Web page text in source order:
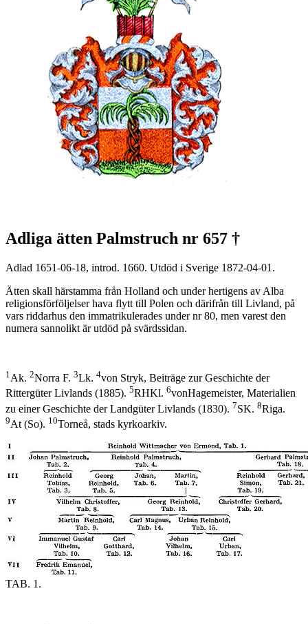
Adliga ätten Palmstruch nr 657 †
Adlad 1651-06-18, introd. 1660. Utdöd i Sverige 1872-04-01.
Ätten skall härstamma från Holland och under hertigens av Alba
religionsförföljelser hava flytt till Polen och därifrån till Livland, på
vars riddarhus den immatrikulerades under nr 80, men varest den
numera sannolikt är utdöd på svärdssidan.
1 Ak. 2Norra F. 3Lk. 4von Stryk, Beiträge zur Geschichte der
Rittergüter Livlands (1885). 5RHKl. 6vonHagemeister, Materialien
zu einer Geschichte der Landgüter Livlands (1830). 7SK. 8Riga.
9At (So). 10Torneå, stads kyrkoarkiv.
TAB. 1.